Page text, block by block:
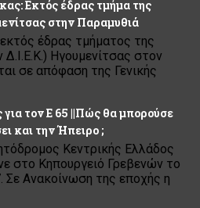
Εκτός έδρας τμήμα της
στην Παραμυθιά
εκτός έδρας τμήματος της
Ηγουμενίτσας στον
σε απόφαση της Γενικής
για τον Ε 65 ||Πώς θα μπορούσε
και την Ήπειρο ;
Κεντρικής Ελλάδος
στο Κηπουργειό Γρεβενών το
Σε Ανακοίνωση της εποχής η